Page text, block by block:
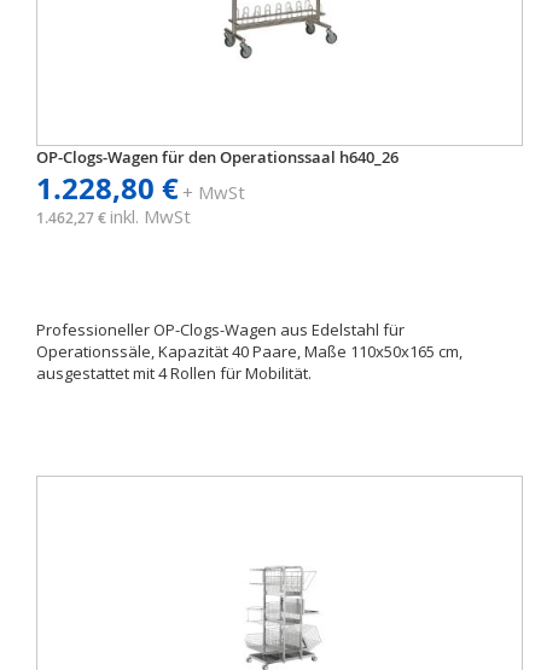
OP-Clogs-Wagen für den Operationssaal h640_26
1.228,80 €+ MwSt
1.462,27 € inkl. MwSt
Professioneller OP-Clogs-Wagen aus Edelstahl für
Operationssäle, Kapazität 40 Paare, Maße 110x50x165 cm,
ausgestattet mit 4 Rollen für Mobilität.